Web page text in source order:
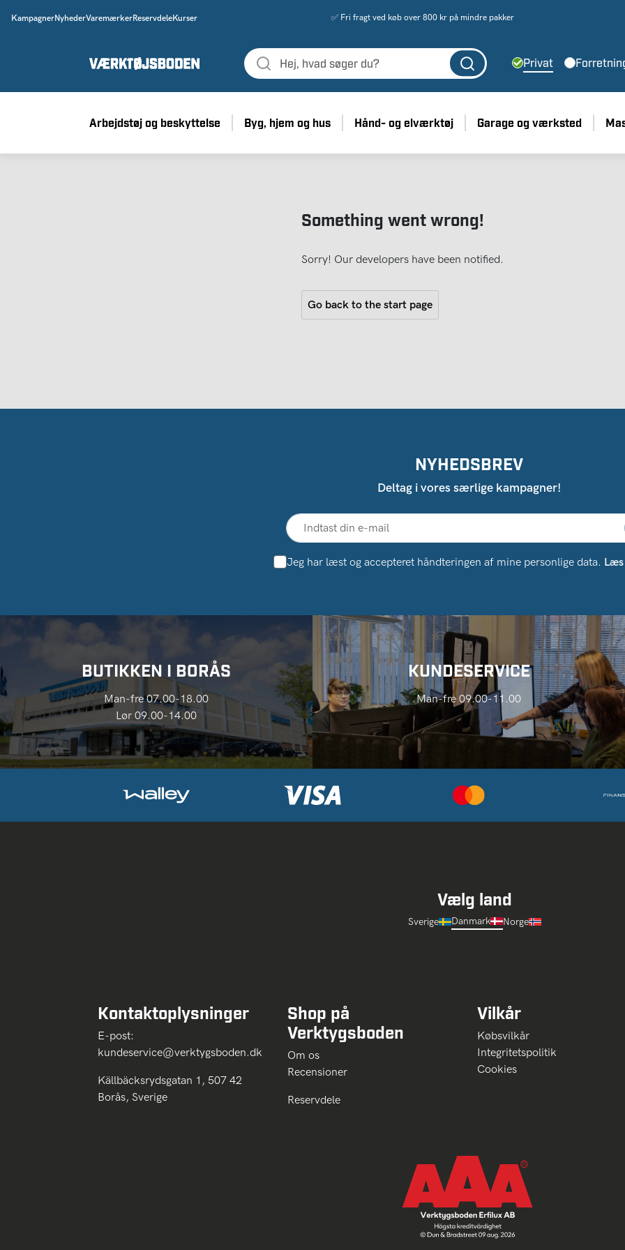
KampagnerNyhederVaremærkerReservdeleKurser ✅ Fri fragt ved køb over 800 kr på mindre pakker
Privat
Arbejdstøj og beskyttelse Byg, hjem og hus Hånd- og elværktøj Garage og værksted
Something went wrong!
Sorry! Our developers have been notified.
Go back to the start page
NYHEDSBREV
Deltag i vores særlige kampagner!
Jeg har læst og accepteret håndteringen af ​​mine personlige data.
BUTIKKEN I BORÅS
Man-fre 07.00-18.00
Lør 09.00-14.00
KUNDESERVICE
Man-fre 09.00-11.00
Vælg land
Sverige Danmark Norge
Kontaktoplysninger
E-post:
kundeservice@verktygsboden.dk
Källbäcksrydsgatan 1, 507 42
Borås, Sverige
Shop på
Verktygsboden
Om os
Recensioner
Reservdele
Vilkår
Købsvilkår
Integritetspolitik
Cookies